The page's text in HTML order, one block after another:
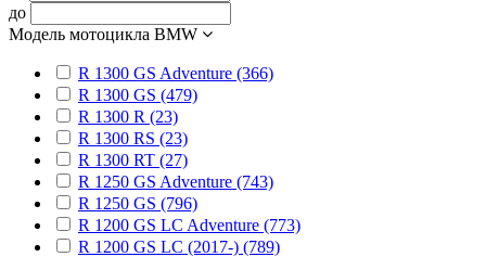
до
Модель мотоцикла BMW
R 1300 GS Adventure (366)
R 1300 GS (479)
R 1300 R (23)
R 1300 RS (23)
R 1300 RT (27)
R 1250 GS Adventure (743)
R 1250 GS (796)
R 1200 GS LC Adventure (773)
R 1200 GS LC (2017-) (789)